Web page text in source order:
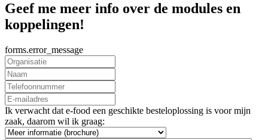
Geef me meer info over de modules en
koppelingen!
forms.error_message
Ik verwacht dat e-food een geschikte besteloplossing is voor mijn
zaak, daarom wil ik graag: